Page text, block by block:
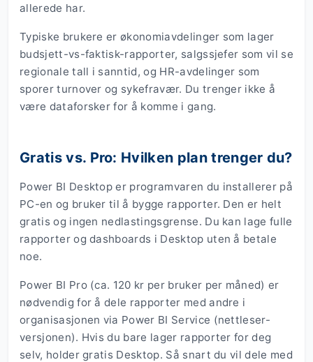
allerede har.
Typiske brukere er økonomiavdelinger som lager
budsjett-vs-faktisk-rapporter, salgssjefer som vil se
regionale tall i sanntid, og HR-avdelinger som
sporer turnover og sykefravær. Du trenger ikke å
være dataforsker for å komme i gang.
Gratis vs. Pro: Hvilken plan trenger du?
Power BI Desktop er programvaren du installerer på
PC-en og bruker til å bygge rapporter. Den er helt
gratis og ingen nedlastingsgrense. Du kan lage fulle
rapporter og dashboards i Desktop uten å betale
noe.
Power BI Pro (ca. 120 kr per bruker per måned) er
nødvendig for å dele rapporter med andre i
organisasjonen via Power BI Service (nettleser-
versjonen). Hvis du bare lager rapporter for deg
selv, holder gratis Desktop. Så snart du vil dele med